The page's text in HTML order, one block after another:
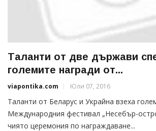
Таланти от две държави
големите награди от...
viapontika.com Юли 07, 2016
Таланти от Беларус и Украйна взеха
Международния фестивал „Несебър-
чиято церемония по награждаване...